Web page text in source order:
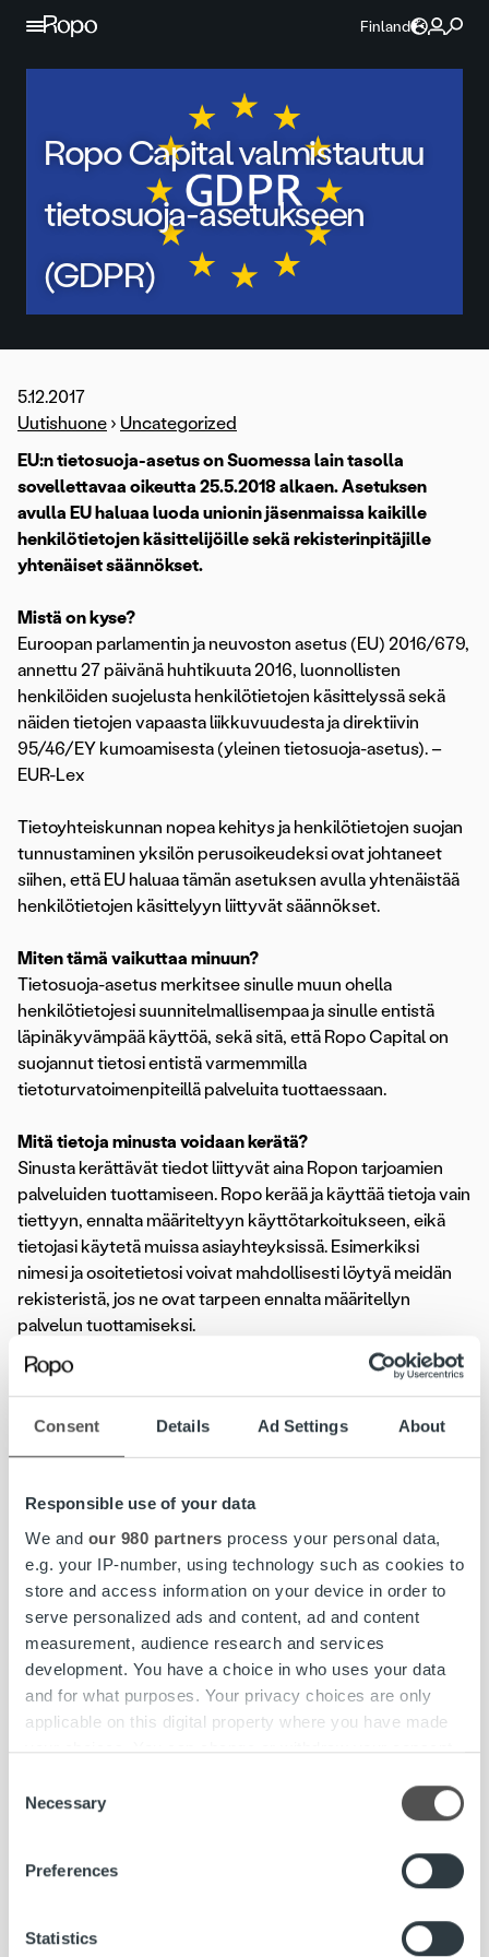
Consent Details Ad Settings About
Responsible use of your data
We and our 980 partners process your personal data,
e.g. your IP-number, using technology such as cookies to
store and access information on your device in order to
serve personalized ads and content, ad and content
measurement, audience research and services
development. You have a choice in who uses your data
and for what purposes. Your privacy choices are only
applicable on this digital property where you have made
your choices. You can change or withdraw your consent
the Privacy trigger icon.
Find out more about how your personal data is processed
and set your preferences in the
We use cookies to personalise content and ads, to
Selection
Necessary
Preferences
Statistics
Jatka sisältöön
Finland
Ropo Capital valmistautuu
tietosuoja-asetukseen
(GDPR)
5.12.2017
Uutishuone › Uncategorized
EU:n tietosuoja-asetus on Suomessa lain tasolla
sovellettavaa oikeutta 25.5.2018 alkaen. Asetuksen
avulla EU haluaa luoda unionin jäsenmaissa kaikille
henkilötietojen käsittelijöille sekä rekisterinpitäjille
yhtenäiset säännökset.
Mistä on kyse?
Euroopan parlamentin ja neuvoston asetus (EU) 2016/679,
annettu 27 päivänä huhtikuuta 2016, luonnollisten
henkilöiden suojelusta henkilötietojen käsittelyssä sekä
näiden tietojen vapaasta liikkuvuudesta ja direktiivin
95/46/EY kumoamisesta (yleinen tietosuoja-asetus). –
EUR-Lex
Tietoyhteiskunnan nopea kehitys ja henkilötietojen suojan
tunnustaminen yksilön perusoikeudeksi ovat johtaneet
siihen, että EU haluaa tämän asetuksen avulla yhtenäistää
henkilötietojen käsittelyyn liittyvät säännökset.
Miten tämä vaikuttaa minuun?
Tietosuoja-asetus merkitsee sinulle muun ohella
henkilötietojesi suunnitelmallisempaa ja sinulle entistä
läpinäkyvämpää käyttöä, sekä sitä, että Ropo Capital on
suojannut tietosi entistä varmemmilla
tietoturvatoimenpiteillä palveluita tuottaessaan.
Mitä tietoja minusta voidaan kerätä?
Sinusta kerättävät tiedot liittyvät aina Ropon tarjoamien
palveluiden tuottamiseen. Ropo kerää ja käyttää tietoja vain
tiettyyn, ennalta määriteltyyn käyttötarkoitukseen, eikä
tietojasi käytetä muissa asiayhteyksissä. Esimerkiksi
nimesi ja osoitetietosi voivat mahdollisesti löytyä meidän
rekisteristä, jos ne ovat tarpeen ennalta määritellyn
palvelun tuottamiseksi.
Jos haluat tietää tarkemmin, niin tutustu
Yrityksemme käyttää Ropo Capitalin palveluita. Mitä
Vaikka asetus on uusi, on Ropo noudattanut tietosuoja-
asetuksen monia pääkohtia jo ennen sen soveltamisen
alkamista tai voimaantuloa siltä osin kuin ne ovat olleet
voimassa jo kansallisen henkilötietolakimme
(22.4.1999/523) nojalla.
Ropo on valmistautunut asetuksen haasteisiin vuodesta
2016 alkaen henkilökuntaa kouluttamalla, osallistumalla
alan toimijoiden tietosuoja-asetusta koskevaan
Ropo on aloittanut yhteistyön sidosryhmiensä kanssa, jotta
tietosuoja-asetuksen mukaisen, laadukkaan käsittelyn